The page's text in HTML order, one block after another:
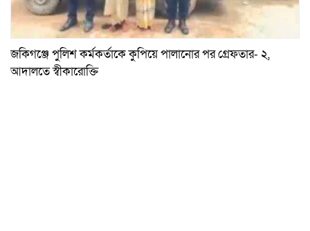
জকিগঞ্জে পুলিশ কর্মকর্তাকে কুপিয়ে পালানোর পর গ্রেফতার- ২,
আদালতে স্বীকারোক্তি